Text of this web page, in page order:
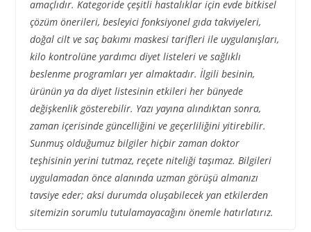
amaçlıdır. Kategoride çeşitli hastalıklar için evde bitkisel
çözüm önerileri, besleyici fonksiyonel gıda takviyeleri,
doğal cilt ve saç bakımı maskesi tarifleri ile uygulanışları,
kilo kontrolüne yardımcı diyet listeleri ve sağlıklı
beslenme programları yer almaktadır. İlgili besinin,
ürünün ya da diyet listesinin etkileri her bünyede
değişkenlik gösterebilir. Yazı yayına alındıktan sonra,
zaman içerisinde güncelliğini ve geçerliliğini yitirebilir.
Sunmuş olduğumuz bilgiler hiçbir zaman doktor
teşhisinin yerini tutmaz, reçete niteliği taşımaz. Bilgileri
uygulamadan önce alanında uzman görüşü almanızı
tavsiye eder; aksi durumda oluşabilecek yan etkilerden
sitemizin sorumlu tutulamayacağını önemle hatırlatırız.